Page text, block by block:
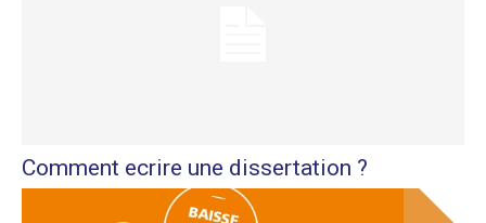
Comment ecrire une dissertation ?